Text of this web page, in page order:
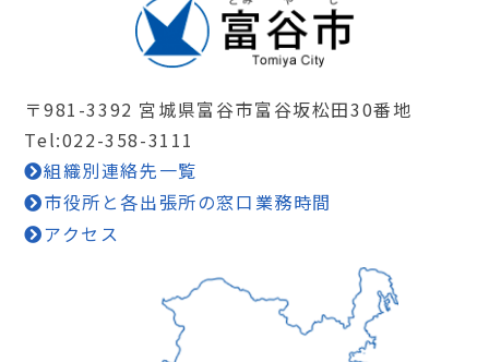
〒981-3392 宮城県富谷市富谷坂松田30番地
Tel:022-358-3111
組織別連絡先一覧
市役所と各出張所の窓口業務時間
アクセス